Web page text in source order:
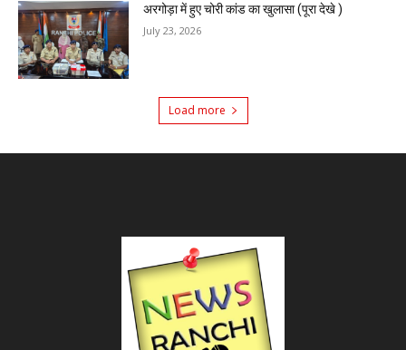
अरगोड़ा में हुए चोरी कांड का खुलासा (पूरा देखे )
July 23, 2026
Load more